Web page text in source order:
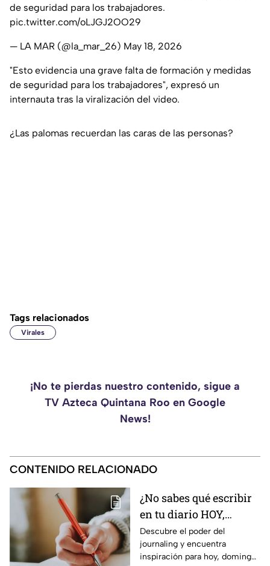
de seguridad para los trabajadores.
pic.twitter.com/oLJGJ2OO29
— LA MAR (@la_mar_26) May 18, 2026
"Esto evidencia una grave falta de formación y medidas
de seguridad para los trabajadores", expresó un
internauta tras la viralización del video.
¿Las palomas recuerdan las caras de las personas?
Tags relacionados
Virales
¡No te pierdas nuestro contenido, sigue a
TV Azteca Quintana Roo en Google
News!
CONTENIDO RELACIONADO
¿No sabes qué escribir
en tu diario HOY,
domingo 9 de agosto de
2026? Usa este journal
prompt
Descubre el poder del
journaling y encuentra
inspiración para hoy, domingo